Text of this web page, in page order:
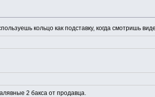
кольцо как подставку, когда смотришь
2 бакса от продавца.